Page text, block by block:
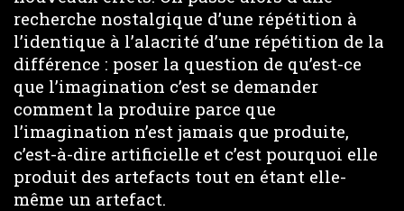
recherche nostalgique d’une répétition à
l’identique à l’alacrité d’une répétition de la
différence : poser la question de qu’est-ce
que l’imagination c’est se demander
comment la produire parce que
l’imagination n’est jamais que produite,
c’est-à-dire artificielle et c’est pourquoi elle
produit des artefacts tout en étant elle-
même un artefact.